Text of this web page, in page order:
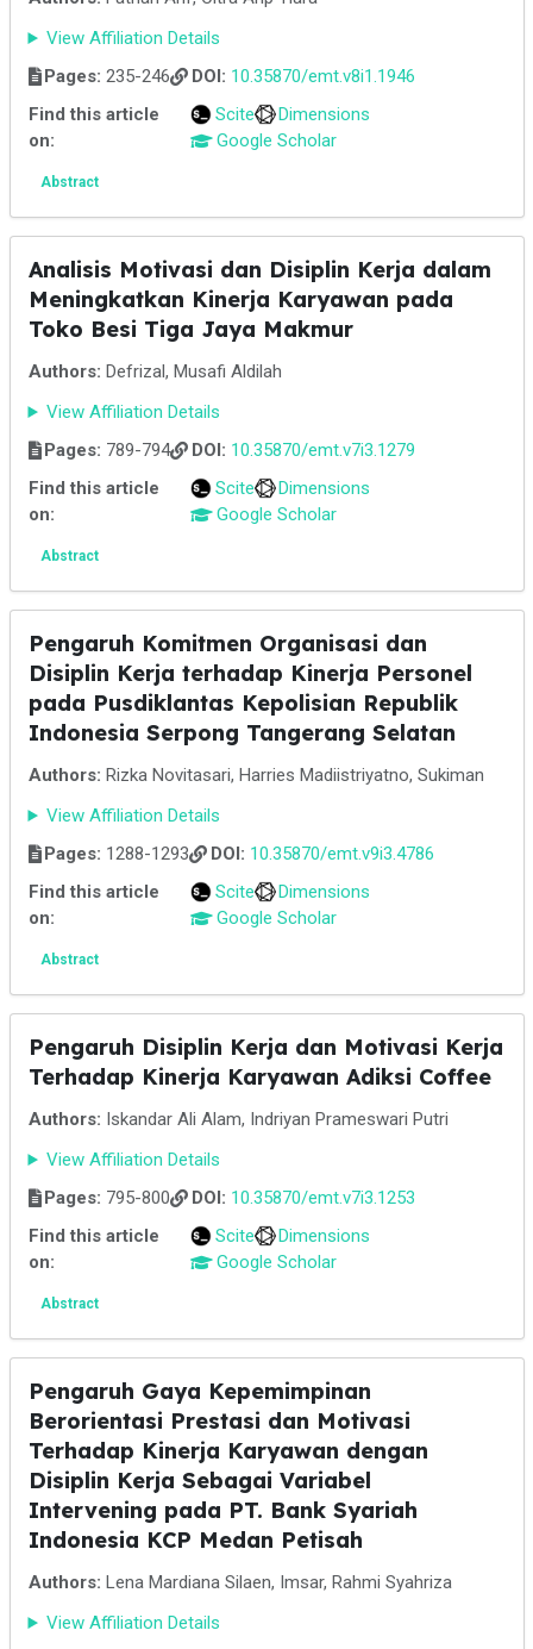
View Affiliation Details
Pages: 235-246 DOI: 10.35870/emt.v8i1.1946
Find this article
on:
Scite
Dimensions
Google Scholar
Abstract
Analisis Motivasi dan Disiplin Kerja dalam
Meningkatkan Kinerja Karyawan pada
Toko Besi Tiga Jaya Makmur
Authors: Defrizal, Musafi Aldilah
View Affiliation Details
Pages: 789-794 DOI: 10.35870/emt.v7i3.1279
Find this article
on:
Scite
Dimensions
Google Scholar
Abstract
Pengaruh Komitmen Organisasi dan
Disiplin Kerja terhadap Kinerja Personel
pada Pusdiklantas Kepolisian Republik
Indonesia Serpong Tangerang Selatan
Authors: Rizka Novitasari, Harries Madiistriyatno, Sukiman
View Affiliation Details
Pages: 1288-1293 DOI: 10.35870/emt.v9i3.4786
Find this article
on:
Scite
Dimensions
Google Scholar
Abstract
Pengaruh Disiplin Kerja dan Motivasi Kerja
Terhadap Kinerja Karyawan Adiksi Coffee
Authors: Iskandar Ali Alam, Indriyan Prameswari Putri
View Affiliation Details
Pages: 795-800 DOI: 10.35870/emt.v7i3.1253
Find this article
on:
Scite
Dimensions
Google Scholar
Abstract
Pengaruh Gaya Kepemimpinan
Berorientasi Prestasi dan Motivasi
Terhadap Kinerja Karyawan dengan
Disiplin Kerja Sebagai Variabel
Intervening pada PT. Bank Syariah
Indonesia KCP Medan Petisah
Authors: Lena Mardiana Silaen, Imsar, Rahmi Syahriza
View Affiliation Details